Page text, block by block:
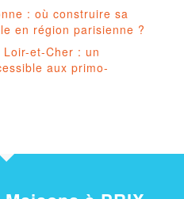
: où construire sa
en région parisienne ?
et-Cher : un
aux primo-